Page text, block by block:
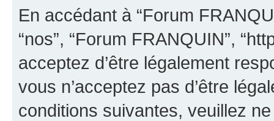
En accédant à “Forum
“nos”, “Forum FRANQUIN”,
acceptez d’être légalement
vous n’acceptez pas d’être
conditions suivantes, veuillez